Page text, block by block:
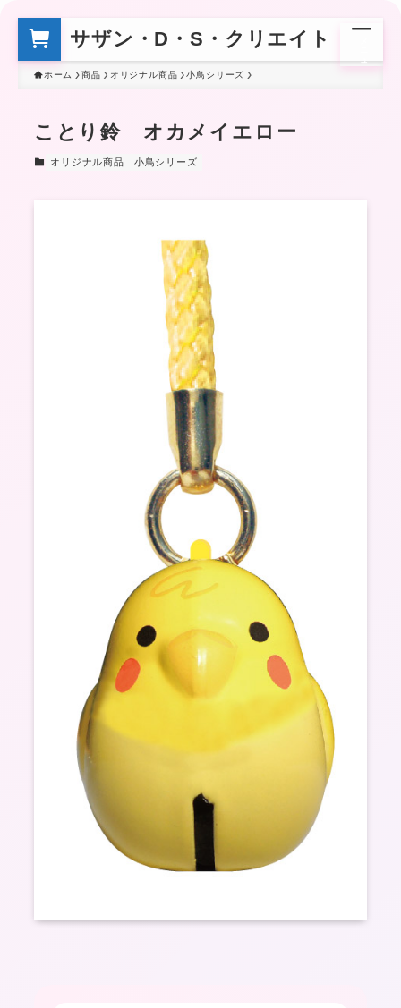
サザン・D・S・クリエイト
ュ
ホーム 商品 オリジナル商品 小鳥シリーズ
ことり鈴 オカメイエロー
オリジナル商品 小鳥シリーズ